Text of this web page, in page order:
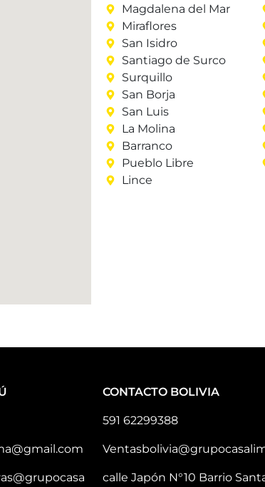
Magdalena del Mar
Miraflores
San Isidro
Santiago de Surco
Surquillo
San Borja
San Luis
La Molina
Barranco
Pueblo Libre
Lince
CONTACTO BOLIVIA
591 62299388
calle Japón N°10 Barrio